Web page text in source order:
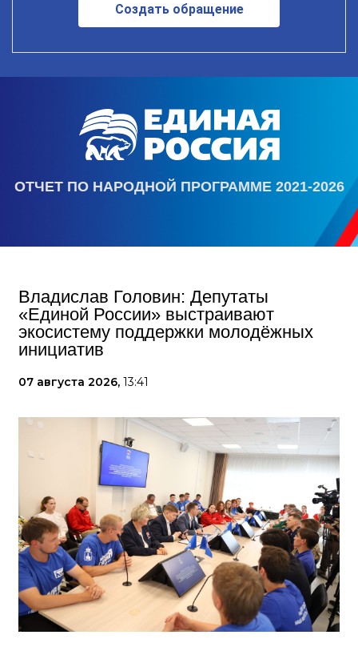
Создать обращение
ОТЧЕТ ПО НАРОДНОЙ ПРОГРАММЕ 2021-2026
Владислав Головин: Депутаты
«Единой России» выстраивают
экосистему поддержки молодёжных
инициатив
07 августа 2026, 13:41